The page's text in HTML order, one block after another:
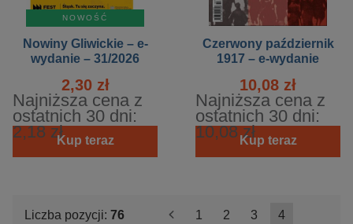
NOWOŚĆ
Nowiny Gliwickie – e-
wydanie – 31/2026
2,30 zł
Najniższa cena z
ostatnich 30 dni:
2,18 złKup teraz
Czerwony październik
1917 – e-wydanie
10,08 zł
Najniższa cena z
ostatnich 30 dni:
10,08 złKup teraz
Liczba pozycji: 76 < 1 2 3 4